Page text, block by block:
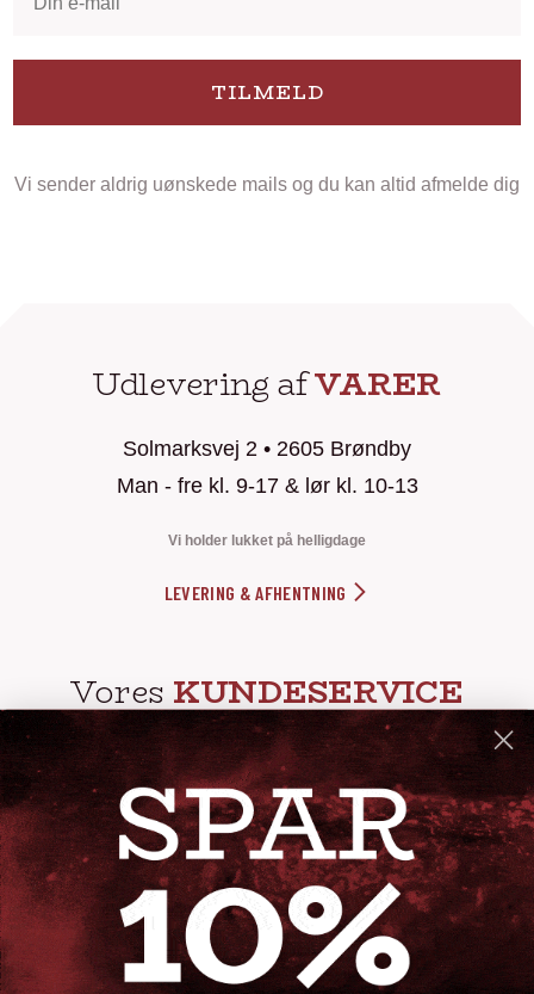
TILMELD
Vi sender aldrig uønskede mails og du kan altid afmelde dig
Udlevering afVARER
Solmarksvej 2 • 2605 Brøndby
Man - fre kl. 9-17 & lør kl. 10-13
Vi holder lukket på helligdage
LEVERING & AFHENTNING
Vores KUNDESERVICE
info@steak-out.dk
+45 53644030
Telefontid: man - fre kl. 10-15